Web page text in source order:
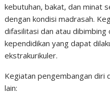
kebutuhan, bakat, dan minat
dengan kondisi madrasah.
difasilitasi dan atau
kependidikan yang dapat
ekstrakurikuler.
Kegiatan pengembangan diri
lain: